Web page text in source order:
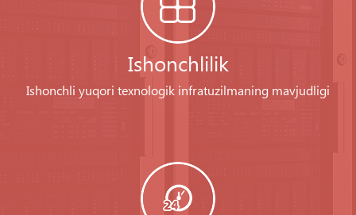
Ishonchlilik
Ishonchli yuqori texnologik infratuzilmaning mavjudligi